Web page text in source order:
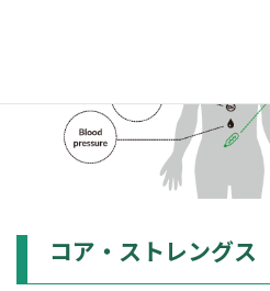
コア・ストレングス